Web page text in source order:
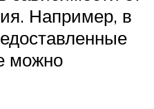
Например, в
можно